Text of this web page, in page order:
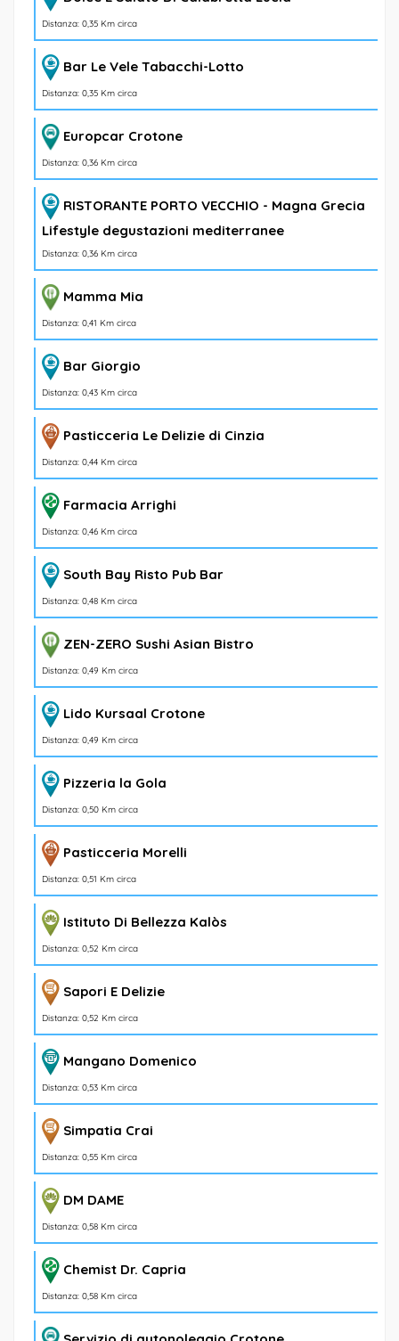
Distanza: 0,35 Km circa
Bar Le Vele Tabacchi-Lotto
Distanza: 0,35 Km circa
Europcar Crotone
Distanza: 0,36 Km circa
RISTORANTE PORTO VECCHIO - Magna Grecia
Lifestyle degustazioni mediterranee
Distanza: 0,36 Km circa
Mamma Mia
Distanza: 0,41 Km circa
Bar Giorgio
Distanza: 0,43 Km circa
Pasticceria Le Delizie di Cinzia
Distanza: 0,44 Km circa
Farmacia Arrighi
Distanza: 0,46 Km circa
South Bay Risto Pub Bar
Distanza: 0,48 Km circa
ZEN-ZERO Sushi Asian Bistro
Distanza: 0,49 Km circa
Lido Kursaal Crotone
Distanza: 0,49 Km circa
Pizzeria la Gola
Distanza: 0,50 Km circa
Pasticceria Morelli
Distanza: 0,51 Km circa
Istituto Di Bellezza Kalòs
Distanza: 0,52 Km circa
Sapori E Delizie
Distanza: 0,52 Km circa
Mangano Domenico
Distanza: 0,53 Km circa
Simpatia Crai
Distanza: 0,55 Km circa
DM DAME
Distanza: 0,58 Km circa
Chemist Dr. Capria
Distanza: 0,58 Km circa